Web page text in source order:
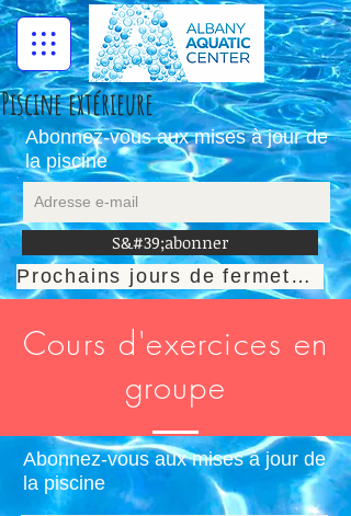
Abonnez-vous aux mises à jour de
la piscine
S&#39;abonner
Prochains jours de fermeture
Piscine extérieure
Cours d'exercices en
groupe
Abonnez-vous aux mises à jour de
la piscine